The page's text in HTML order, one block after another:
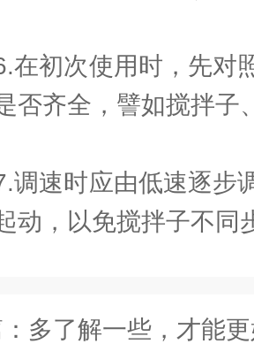
初次使用时，先对
否齐全，譬如搅拌子
速时应由低速逐步
动，以免搅拌子不同
多了解一些，才能更好